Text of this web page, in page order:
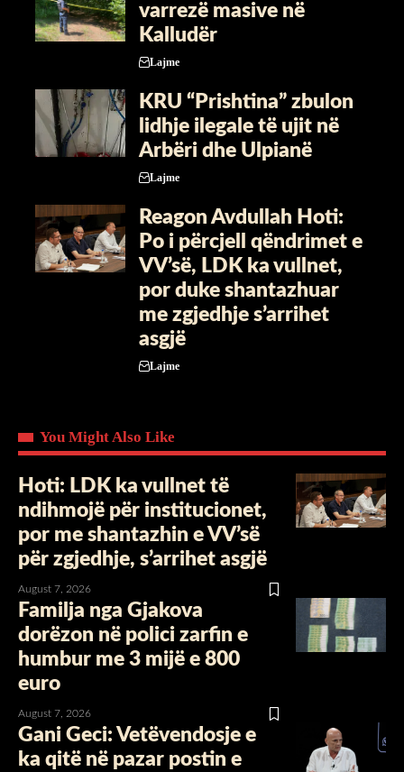
varrezë masive në
Kalludër
Lajme
KRU “Prishtina” zbulon
lidhje ilegale të ujit në
Arbëri dhe Ulpianë
Lajme
Reagon Avdullah Hoti:
Po i përcjell qëndrimet e
VV’së, LDK ka vullnet,
por duke shantazhuar
me zgjedhje s’arrihet
asgjë
Lajme
You Might Also Like
Hoti: LDK ka vullnet të
ndihmojë për institucionet,
por me shantazhin e VV’së
për zgjedhje, s’arrihet asgjë
August 7, 2026
Familja nga Gjakova
dorëzon në polici zarfin e
humbur me 3 mijë e 800
euro
August 7, 2026
Gani Geci: Vetëvendosje e
ka qitë në pazar postin e